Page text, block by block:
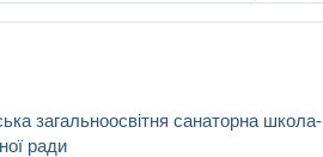
загальноосвітня санаторна школа-
ради